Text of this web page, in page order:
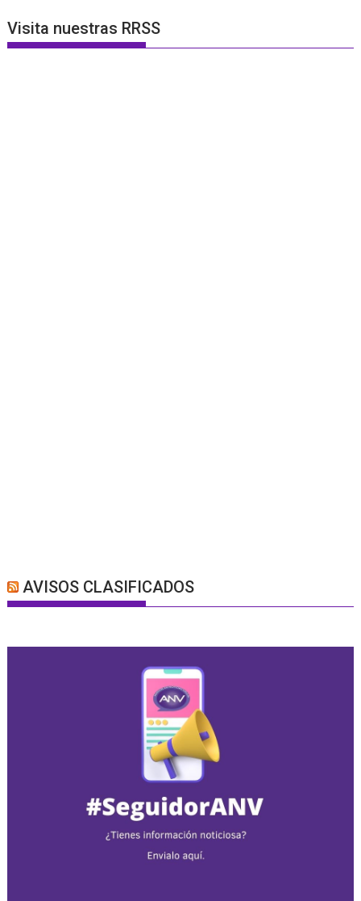
Visita nuestras RRSS
AVISOS CLASIFICADOS